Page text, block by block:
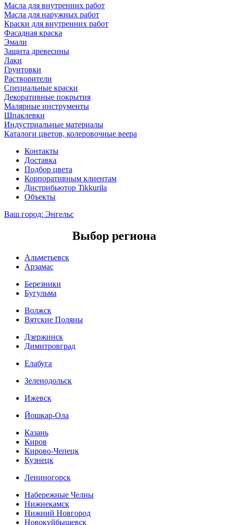
Масла для внутренних работ
Масла для наружных работ
Краски для внутренних работ
Фасадная краска
Эмали
Защита древесины
Лаки
Грунтовки
Растворители
Специальные краски
Декоративные покрытия
Малярные инструменты
Шпаклевки
Индустриальные материалы
Каталоги цветов, колеровочные веера
Контакты
Доставка
Подбор цвета
Корпоративным клиентам
Дистрибьютор Tikkurila
Объекты
Ваш город: Энгельс
Выбор региона
Альметьевск
Арзамас
Березники
Бугульма
Волжск
Вятские Поляны
Дзержинск
Димитровград
Елабуга
Зеленодольск
Ижевск
Йошкар-Ола
Казань
Киров
Кирово-Чепецк
Кузнецк
Лениногорск
Набережные Челны
Нижнекамск
Нижний Новгород
Новокуйбышевск